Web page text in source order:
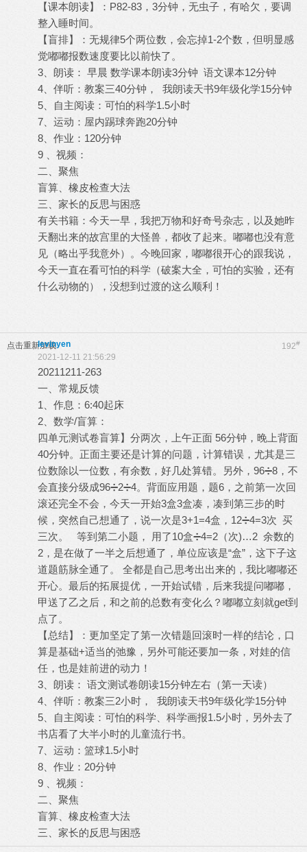
【课本朗读】：P82-83，3分钟，无虫子，有哈欠，要调
整入睡时间。
【盲排】：无规律5个两位数，会忘掉1-2个数，但明显感
觉嘟嘟报数速度要比以前快了。
3、朗读： 早晨 数学课本朗读3分钟 语文课本12分钟
4、伴听：教案三40分钟， 我朗读天书9年级化学15分钟
5、自主阅读：可怕的科学1.5小时
7、运动：屋内踢球奔跑20分钟
8、作业：120分钟
9 、视频：
二、聚焦
盲算、橡皮检查大法
三、家长的反思与困惑
有关书籍：今天一早，我把万物和好奇号杂志，以及她昨
天翻出来的故宫里的大怪兽，都收了起来。嘟嘟也没有意
见（略出乎我意外）。今晚回家，嘟嘟很开心的跟我说，
今天一直在看可怕的科学（破案大全，可怕的实验，还有
什么动物的），没想到过渡的这么顺利！
点击重新加载 192#
levinyen
2021-12-11 21:56:29
20211211-263
一、常规反馈
1、作息：6:40起床
2、数学/盲算：
四单元测试卷盲算】分两次，上午正面 56分钟，晚上背面
40分钟。正面主要还是计算的问题，计算错误，尤其是三
位数除以一位数，有余数，好几处算错。另外，96➗8，不
会直接分级成96➗2➗4。背面应用题，题6，之前第一次回
滚还完全不会，今天一开始3盒3盒凑，凑到第三步的时
候，突然自己想通了，说一次是3+1=4盒，12➗4=3次 买
三次。 等到第二小题， 用了10盒➗4=2（次)…2 余数的
2，是在做了一半之后想通了，单位应该是“盒”，这下子这
道题筋脉全通了。 全都是自己思考出出来的，我比嘟嘟还
开心。最后的拓展提优，一开始试错，后来我提问嘟嘟，
甲送了乙之后，和之前的总数有变化么？嘟嘟立刻就get到
点了。
【总结】：更加坚定了第一次错题回滚时一样的结论，口
算是基础+适当的弛豫，另外可能还要加一条，对娃的信
任，也是娃前进的动力！
3、朗读： 语文测试卷朗读15分钟左右（第一天读）
4、伴听：教案三2小时， 我朗读天书9年级化学15分钟
5、自主阅读：可怕的科学、科学画报1.5小时，另外去了
书店看了大半小时的儿童流行书。
7、运动：篮球1.5小时
8、作业：20分钟
9 、视频：
二、聚焦
盲算、橡皮检查大法
三、家长的反思与困惑